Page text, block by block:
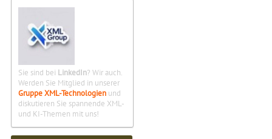
Sie sind bei LinkedIn? Wir auch.
Werden Sie Mitglied in unserer
Gruppe XML-Technologien und
diskutieren Sie spannende XML-
und KI-Themen mit uns!